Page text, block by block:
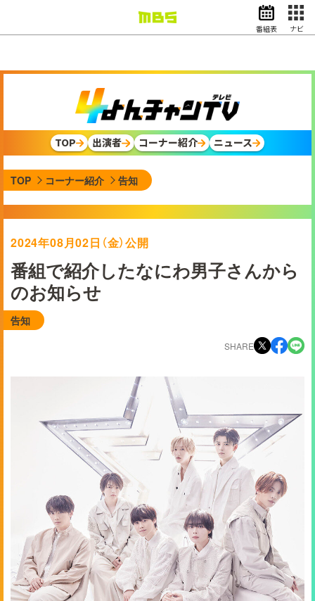
ドラマ
スポーツ
動画イズム ニュース
天気・防災
映画 アナウンサー
グッズ
EN
番組表 ナビ
TOP 出演者 コーナー紹介 ニュース
TOP コーナー紹介 告知
2024年08月02日（金）公開
番組で紹介したなにわ男子さんから
のお知らせ
告知
SHARE